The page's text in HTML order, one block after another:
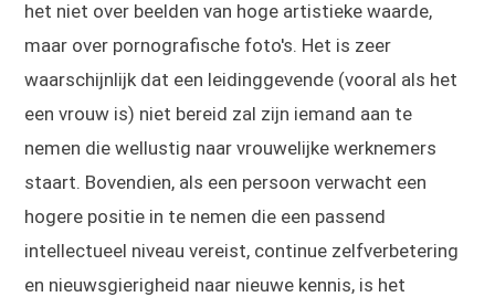
het niet over beelden van hoge artistieke waarde,
maar over pornografische foto's. Het is zeer
waarschijnlijk dat een leidinggevende (vooral als het
een vrouw is) niet bereid zal zijn iemand aan te
nemen die wellustig naar vrouwelijke werknemers
staart. Bovendien, als een persoon verwacht een
hogere positie in te nemen die een passend
intellectueel niveau vereist, continue zelfverbetering
en nieuwsgierigheid naar nieuwe kennis, is het